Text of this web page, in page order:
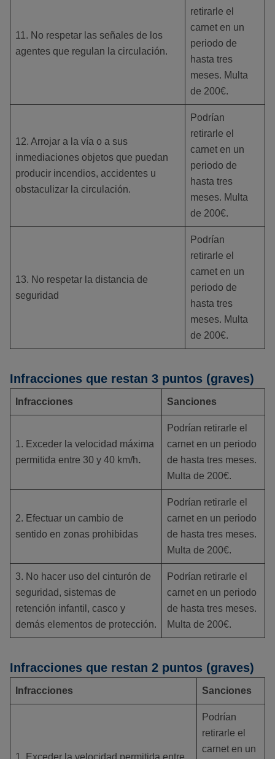
11. No respetar las señales de los
agentes que regulan la circulación.
retirarle el
carnet en un
periodo de
hasta tres
meses. Multa
de 200€.
12. Arrojar a la vía o a sus
inmediaciones objetos que puedan
producir incendios, accidentes u
obstaculizar la circulación.
Podrían
retirarle el
carnet en un
periodo de
hasta tres
meses. Multa
de 200€.
13. No respetar la distancia de
seguridad
Podrían
retirarle el
carnet en un
periodo de
hasta tres
meses. Multa
de 200€.
Infracciones que restan 3 puntos (graves)
Infracciones Sanciones
1. Exceder la velocidad máxima
permitida entre 30 y 40 km/h.
Podrían retirarle el
carnet en un periodo
de hasta tres meses.
Multa de 200€.
2. Efectuar un cambio de
sentido en zonas prohibidas
Podrían retirarle el
carnet en un periodo
de hasta tres meses.
Multa de 200€.
3. No hacer uso del cinturón de
seguridad, sistemas de
retención infantil, casco y
demás elementos de protección.
Podrían retirarle el
carnet en un periodo
de hasta tres meses.
Multa de 200€.
Infracciones que restan 2 puntos (graves)
Infracciones Sanciones
Podrían
retirarle el
carnet en un